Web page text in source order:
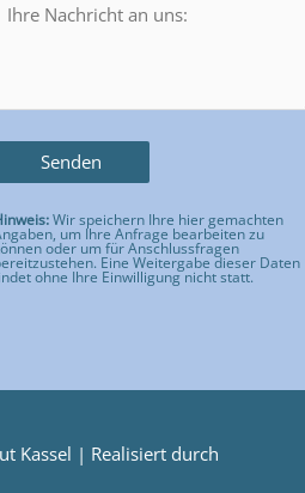
Wir speichern Ihre hier gemachten
um Ihre Anfrage bearbeiten zu
oder um für Anschlussfragen
Eine Weitergabe dieser Daten
ohne Ihre Einwilligung nicht statt.
Kassel | Realisiert durch